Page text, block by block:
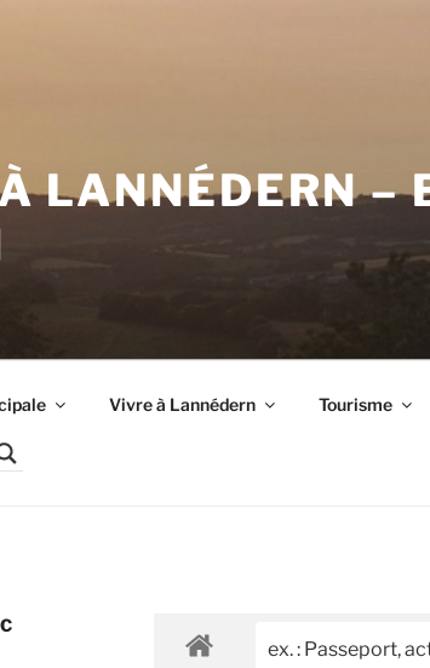
LANNÉDERN –
Vivre à Lannédern Tourisme